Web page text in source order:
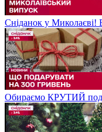
Сніданок у Миколаєві!
Обираємо КРУТИЙ